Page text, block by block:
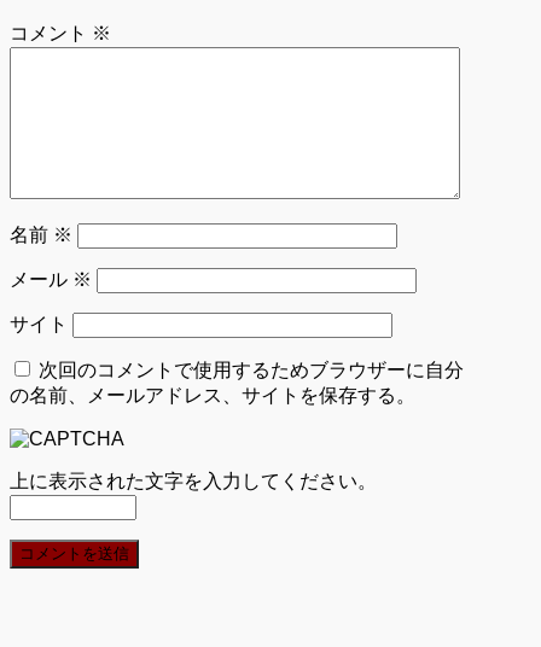
コメント ※
名前 ※
メール ※
サイト
次回のコメントで使用するためブラウザーに自分
の名前、メールアドレス、サイトを保存する。
上に表示された文字を入力してください。